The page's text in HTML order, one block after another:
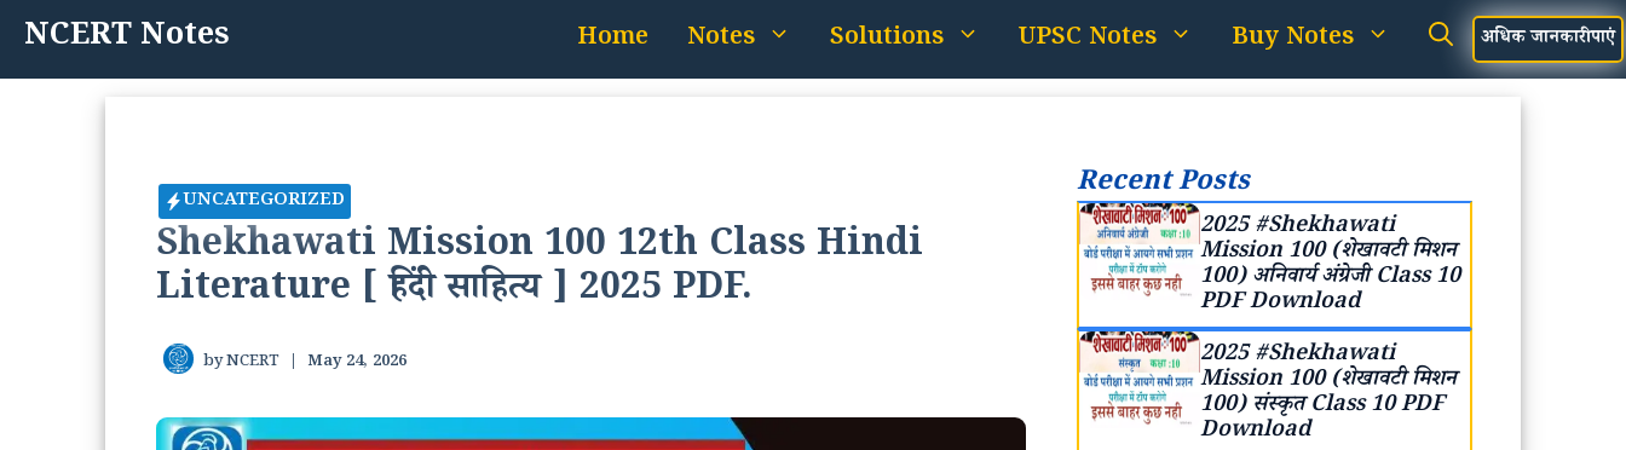
SkipNCERT Notes Home Notes Solutions UPSC Notes Buy Notes अधिक जानकारी पाएं
UNCATEGORIZED
Shekhawati Mission 100 12th Class Hindi
Literature [ हिंदी साहित्य ] 2025 PDF.
byNCERT | May 24, 2026
Recent Posts
2025 #Shekhawati
Mission 100 (शेखावटी मिशन
100) अनिवार्य अंग्रेजी Class 10
PDF Download
2025 #Shekhawati
Mission 100 (शेखावटी मिशन
100) संस्कृत Class 10 PDF
Download